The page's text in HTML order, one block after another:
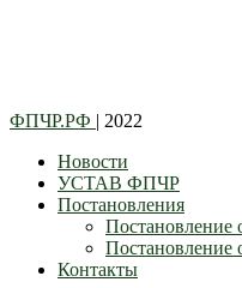
ФПЧР.РФ | 2022
Новости
УСТАВ ФПЧР
Постановления
Постановление
Постановление
Контакты